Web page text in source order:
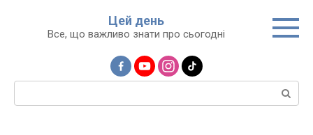
Цей день
Все, що важливо знати про сьогодні
Пошук: